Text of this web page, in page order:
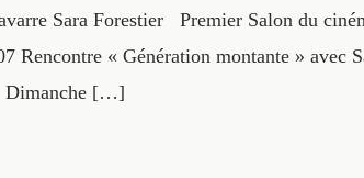
Sara Forestier Premier Salon du
Rencontre « Génération montante » avec
[…]